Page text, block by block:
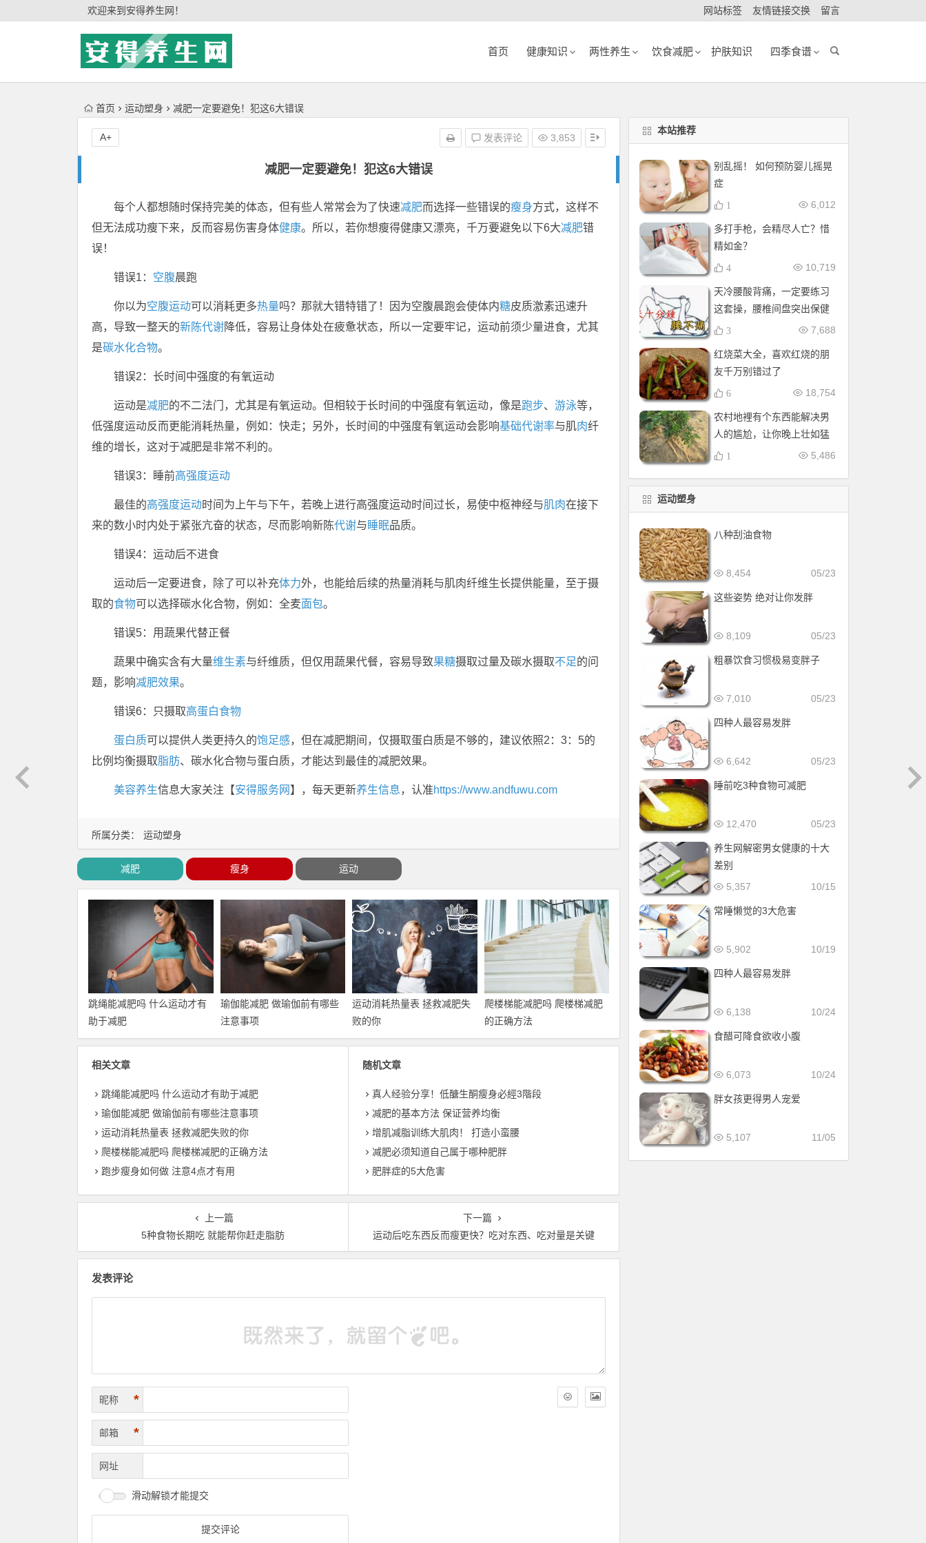
欢迎来到安得养生网！ 网站标签 友情链接交换 留言
首页 健康知识 两性养生 饮食减肥 护肤知识 四季食谱
首页 运动塑身 减肥一定要避免！犯这6大错误
减肥一定要避免！犯这6大错误
发表评论 3,853
A+
所属分类： 运动塑身
每个人都想随时保持完美的体态，但有些人常常会为了快速减肥而选择一些错误的瘦身方式，这样不
但无法成功瘦下来，反而容易伤害身体健康。所以，若你想瘦得健康又漂亮，千万要避免以下6大减肥错
误！
错误1： 空腹晨跑
你以为空腹运动可以消耗更多热量吗？那就大错特错了！因为空腹晨跑会使体内糖皮质激素迅速升
高，导致一整天的新陈代谢降低，容易让身体处在疲惫状态，所以一定要牢记，运动前须少量进食，尤其
是碳水化合物。
错误2：长时间中强度的有氧运动
运动是减肥的不二法门，尤其是有氧运动。但相较于长时间的中强度有氧运动，像是跑步、 游泳等，
低强度运动反而更能消耗热量，例如：快走；另外，长时间的中强度有氧运动会影响基础代谢率与肌肉纤
维的增长，这对于减肥是非常不利的。
错误3：睡前高强度运动
最佳的高强度运动时间为上午与下午，若晚上进行高强度运动时间过长，易使中枢神经与肌肉在接下
来的数小时内处于紧张亢奋的状态，尽而影响新陈代谢与睡眠品质。
错误4：运动后不进食
运动后一定要进食，除了可以补充体力外，也能给后续的热量消耗与肌肉纤维生长提供能量，至于摄
取的食物可以选择碳水化合物，例如：全麦面包。
错误5：用蔬果代替正餐
蔬果中确实含有大量维生素与纤维质，但仅用蔬果代餐，容易导致果糖摄取过量及碳水摄取不足的问
题，影响减肥效果。
错误6：只摄取高蛋白食物
蛋白质可以提供人类更持久的饱足感，但在减肥期间，仅摄取蛋白质是不够的，建议依照2：3：5的
比例均衡摄取脂肪、碳水化合物与蛋白质，才能达到最佳的减肥效果。
美容养生信息大家关注【安得服务网 】，每天更新养生信息，认准https://www.andfuwu.com
减肥 瘦身 运动
跳绳能减肥吗 什么运动才有
助于减肥
瑜伽能减肥 做瑜伽前有哪些
注意事项
运动消耗热量表 拯救减肥失
败的你
爬楼梯能减肥吗 爬楼梯减肥
的正确方法
相关文章
跳绳能减肥吗 什么运动才有助于减肥
瑜伽能减肥 做瑜伽前有哪些注意事项
运动消耗热量表 拯救减肥失败的你
爬楼梯能减肥吗 爬楼梯减肥的正确方法
跑步瘦身如何做 注意4点才有用
随机文章
真人经验分享！低醣生酮瘦身必經3階段
减肥的基本方法 保证营养均衡
增肌减脂训练大肌肉！ 打造小蛮腰
减肥必须知道自己属于哪种肥胖
肥胖症的5大危害
上一篇
5种食物长期吃 就能帮你赶走脂肪
下一篇
运动后吃东西反而瘦更快？吃对东西、吃对量是关键
发表评论
昵称 *
邮箱 *
网址
滑动解锁才能提交
本站推荐
别乱摇！ 如何预防婴儿摇晃
症
6,012
1
多打手枪，会精尽人亡？惜
精如金？
10,719
4
天冷腰酸背痛，一定要练习
这套操，腰椎间盘突出保健
操，全套收好！每天十分钟
7,688
3
红烧菜大全，喜欢红烧的朋
友千万别错过了
18,754
6
农村地裡有个东西能解决男
人的尴尬，让你晚上壮如猛
牛床受不了
5,486
1
运动塑身
八种刮油食物
05/23
8,454
这些姿势 绝对让你发胖
05/23
8,109
粗暴饮食习惯极易变胖子
05/23
7,010
四种人最容易发胖
05/23
6,642
睡前吃3种食物可减肥
05/23
12,470
养生网解密男女健康的十大
差别
10/15
5,357
常睡懒觉的3大危害
10/19
5,902
四种人最容易发胖
10/24
6,138
食醋可降食欲收小腹
10/24
6,073
胖女孩更得男人宠爱
11/05
5,107